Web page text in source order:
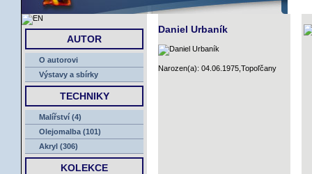
AUTOR
O autorovi
Výstavy a sbírky
TECHNIKY
Malířství (4)
Olejomalba (101)
Akryl (306)
KOLEKCE
Daniel Urbaník
Narozen(a): 04.06.1975,Topoľčany